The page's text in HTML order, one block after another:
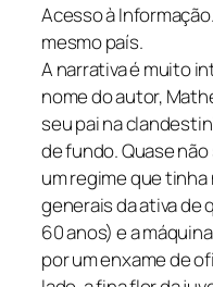
Acesso à
mesmo país.
A narrativa é muito
nome do autor,
seu pai na
de fundo. Quase
um regime que
generais da ativa de
60 anos) e a
por um enxame de